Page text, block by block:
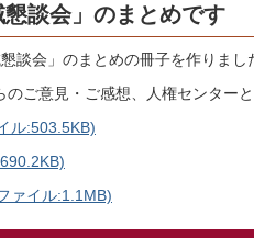
談会」のまとめです
談会」のまとめの冊子を作りまし
ご意見・ご感想、人権センター
ル:503.5KB)
ァイル:1.1MB)